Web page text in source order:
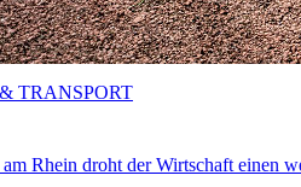
Rhein droht der Wirtschaft einen
TRANSPORT